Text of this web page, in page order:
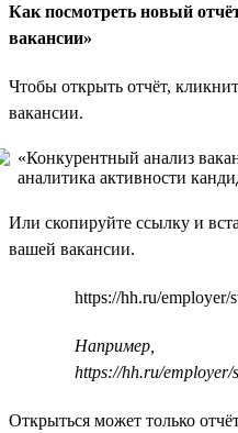
Как посмотреть новый
вакансии»
Чтобы открыть отчёт,
вакансии.
Или скопируйте ссылку и
вашей вакансии.
https://hh.ru/employer/
Например,
https://hh.ru/employer/
Открыться может только